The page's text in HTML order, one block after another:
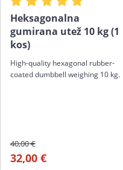
Heksagonalna
gumirana utež 10 kg (1
kos)
High-quality hexagonal rubber-
coated dumbbell weighing 10 kg.
40,00 €
32,00 €